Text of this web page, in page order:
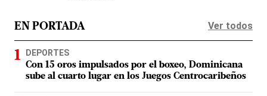
EN PORTADA Ver todos
DEPORTES
Con 15 oros impulsados por el boxeo, Dominicana
sube al cuarto lugar en los Juegos Centrocaribeños